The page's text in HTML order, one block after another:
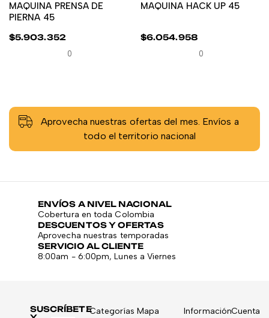
MAQUINA PRENSA DE
PIERNA 45
$5.903.352
0
MAQUINA HACK UP 45
$6.054.958
0
Aprovecha nuestras ofertas del mes. Envíos a
todo el territorio nacional
ENVÍOS A NIVEL NACIONAL
Cobertura en toda Colombia
DESCUENTOS Y OFERTAS
Aprovecha nuestras temporadas
SERVICIO AL CLIENTE
8:00am - 6:00pm, Lunes a Viernes
SUSCRÍBETECategorías Mapa
InformaciónCuenta